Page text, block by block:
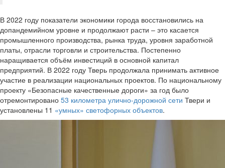
В 2022 году показатели экономики города восстановились на
допандемийном уровне и продолжают расти – это касается
промышленного производства, рынка труда, уровня заработной
платы, отрасли торговли и строительства. Постепенно
наращивается объём инвестиций в основной капитал
предприятий. В 2022 году Тверь продолжала принимать активное
участие в реализации национальных проектов. По национальному
проекту «Безопасные качественные дороги» за год было
отремонтировано 53 километра улично-дорожной сети Твери и
установлены 11 «умных» светофорных объектов.